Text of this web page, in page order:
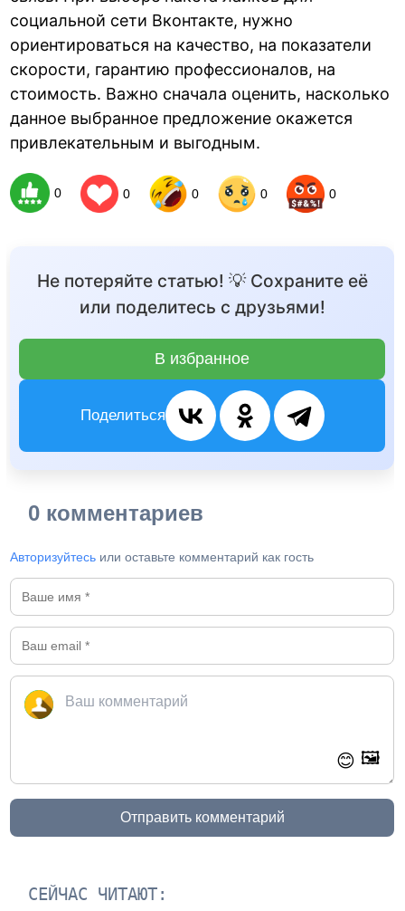
социальной сети Вконтакте, нужно
ориентироваться на качество, на показатели
скорости, гарантию профессионалов, на
стоимость. Важно сначала оценить, насколько
данное выбранное предложение окажется
привлекательным и выгодным.
0 0 0 0 0
Не потеряйте статью! 💡 Сохраните её
или поделитесь с друзьями!
В избранное
Поделиться
0 комментариев
Авторизуйтесь или оставьте комментарий как гость
😊 🖼️
Отправить комментарий
СЕЙЧАС ЧИТАЮТ: